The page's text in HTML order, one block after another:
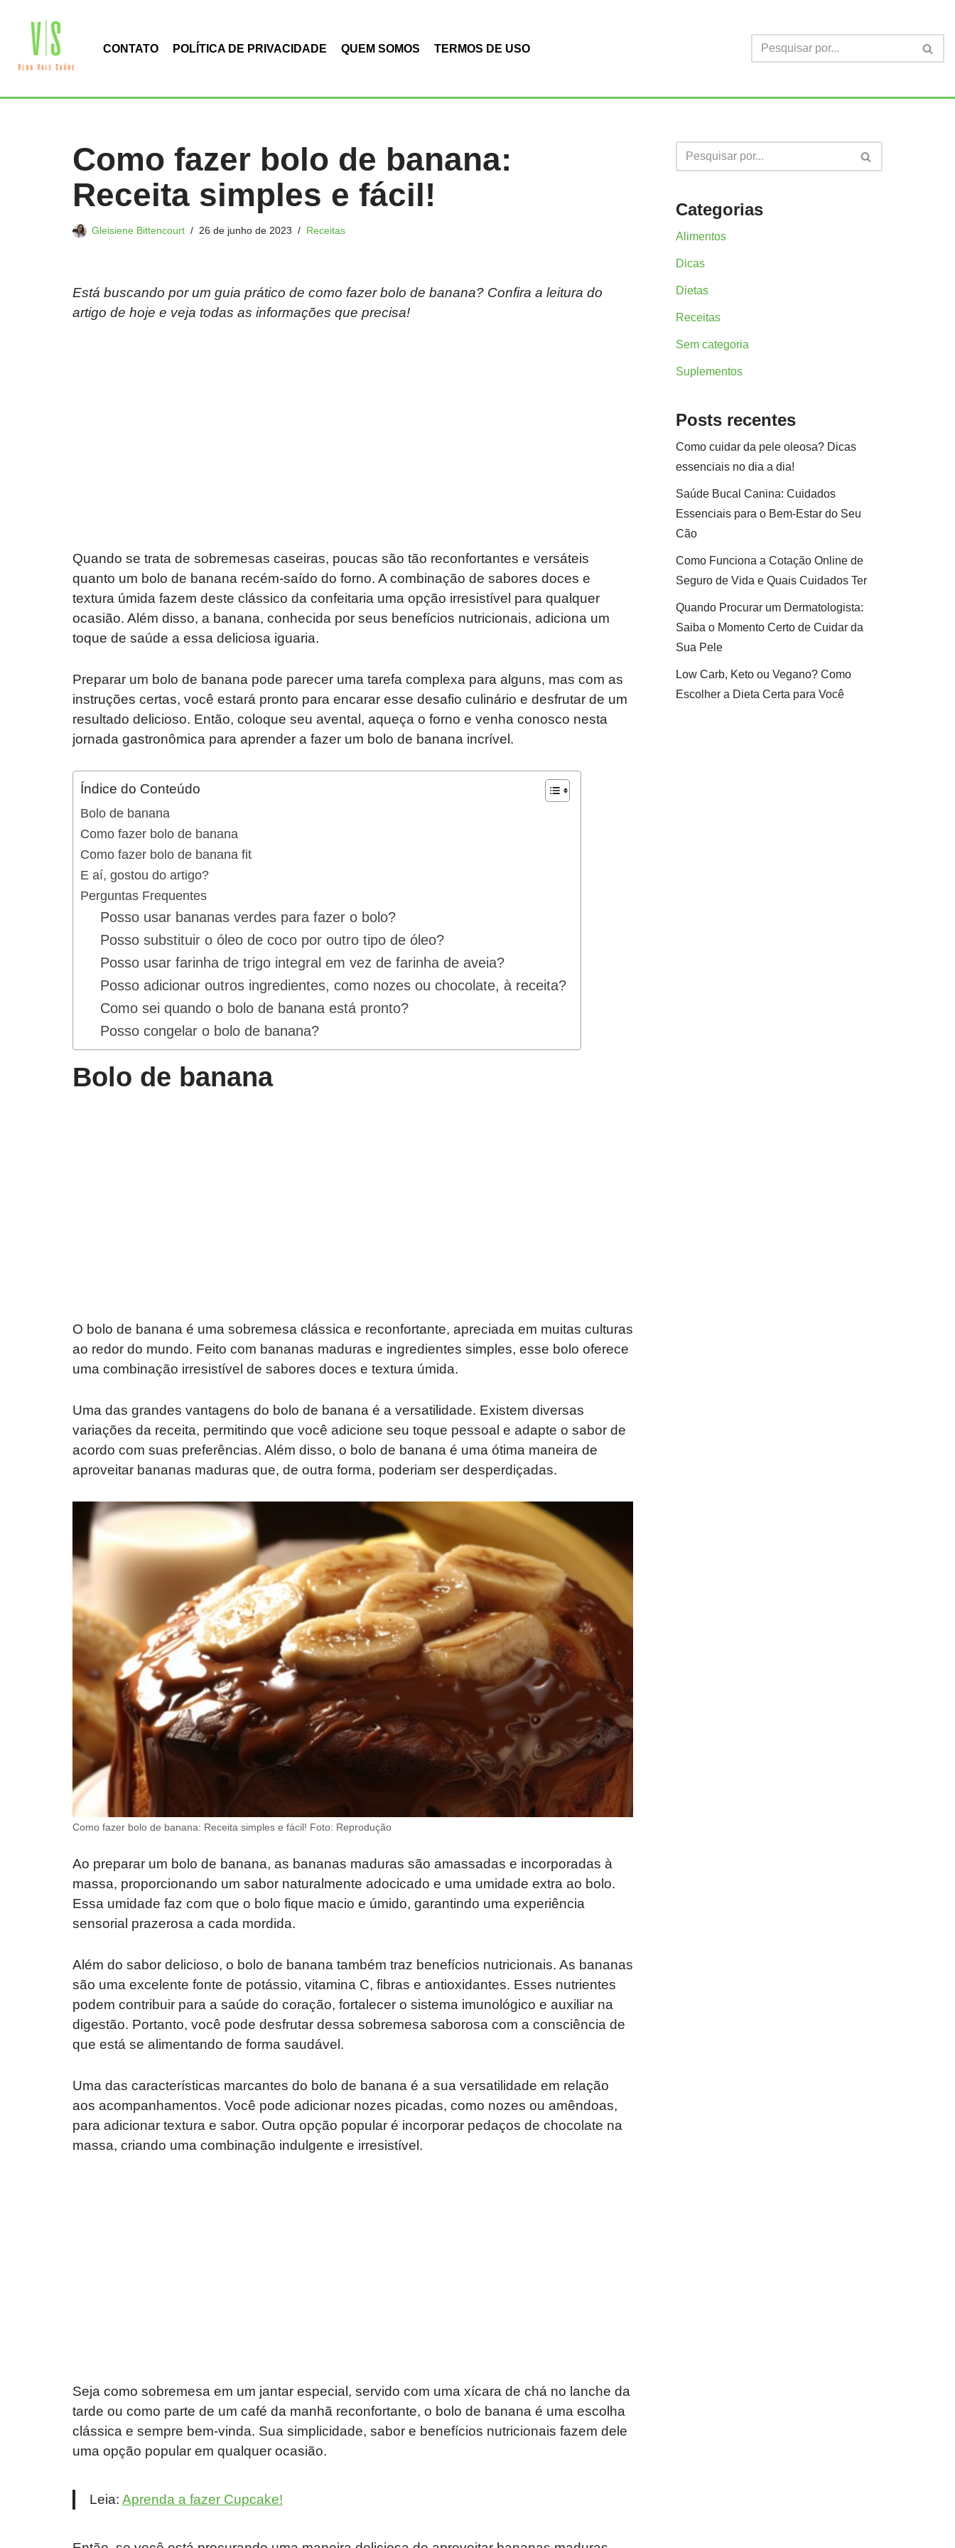
Pular
conteúdo
CONTATO POLÍTICA DE PRIVACIDADE QUEM SOMOS TERMOS DE USO
Como fazer bolo de banana:
Receita simples e fácil!
Gleisiene Bittencourt 26 de junho de 2023 Receitas
Está buscando por um guia prático de como fazer bolo de banana? Confira a leitura do
artigo de hoje e veja todas as informações que precisa!
Quando se trata de sobremesas caseiras, poucas são tão reconfortantes e versáteis
quanto um bolo de banana recém-saído do forno. A combinação de sabores doces e
textura úmida fazem deste clássico da confeitaria uma opção irresistível para qualquer
ocasião. Além disso, a banana, conhecida por seus benefícios nutricionais, adiciona um
toque de saúde a essa deliciosa iguaria.
Preparar um bolo de banana pode parecer uma tarefa complexa para alguns, mas com as
instruções certas, você estará pronto para encarar esse desafio culinário e desfrutar de um
resultado delicioso. Então, coloque seu avental, aqueça o forno e venha conosco nesta
jornada gastronômica para aprender a fazer um bolo de banana incrível.
Índice do Conteúdo
Bolo de banana
Como fazer bolo de banana
Como fazer bolo de banana fit
E aí, gostou do artigo?
Perguntas Frequentes
Posso usar bananas verdes para fazer o bolo?
Posso substituir o óleo de coco por outro tipo de óleo?
Posso usar farinha de trigo integral em vez de farinha de aveia?
Posso adicionar outros ingredientes, como nozes ou chocolate, à receita?
Como sei quando o bolo de banana está pronto?
Posso congelar o bolo de banana?
Bolo de banana
O bolo de banana é uma sobremesa clássica e reconfortante, apreciada em muitas culturas
ao redor do mundo. Feito com bananas maduras e ingredientes simples, esse bolo oferece
uma combinação irresistível de sabores doces e textura úmida.
Uma das grandes vantagens do bolo de banana é a versatilidade. Existem diversas
variações da receita, permitindo que você adicione seu toque pessoal e adapte o sabor de
acordo com suas preferências. Além disso, o bolo de banana é uma ótima maneira de
aproveitar bananas maduras que, de outra forma, poderiam ser desperdiçadas.
Como fazer bolo de banana: Receita simples e fácil! Foto: Reprodução
Ao preparar um bolo de banana, as bananas maduras são amassadas e incorporadas à
massa, proporcionando um sabor naturalmente adocicado e uma umidade extra ao bolo.
Essa umidade faz com que o bolo fique macio e úmido, garantindo uma experiência
sensorial prazerosa a cada mordida.
Além do sabor delicioso, o bolo de banana também traz benefícios nutricionais. As bananas
são uma excelente fonte de potássio, vitamina C, fibras e antioxidantes. Esses nutrientes
podem contribuir para a saúde do coração, fortalecer o sistema imunológico e auxiliar na
digestão. Portanto, você pode desfrutar dessa sobremesa saborosa com a consciência de
que está se alimentando de forma saudável.
Uma das características marcantes do bolo de banana é a sua versatilidade em relação
aos acompanhamentos. Você pode adicionar nozes picadas, como nozes ou amêndoas,
para adicionar textura e sabor. Outra opção popular é incorporar pedaços de chocolate na
massa, criando uma combinação indulgente e irresistível.
Seja como sobremesa em um jantar especial, servido com uma xícara de chá no lanche da
tarde ou como parte de um café da manhã reconfortante, o bolo de banana é uma escolha
clássica e sempre bem-vinda. Sua simplicidade, sabor e benefícios nutricionais fazem dele
uma opção popular em qualquer ocasião.
Leia: Aprenda a fazer Cupcake!
Categorias
Alimentos
Dicas
Dietas
Receitas
Sem categoria
Suplementos
Posts recentes
Como cuidar da pele oleosa? Dicas
essenciais no dia a dia!
Saúde Bucal Canina: Cuidados
Essenciais para o Bem-Estar do Seu
Cão
Como Funciona a Cotação Online de
Seguro de Vida e Quais Cuidados Ter
Quando Procurar um Dermatologista:
Saiba o Momento Certo de Cuidar da
Sua Pele
Low Carb, Keto ou Vegano? Como
Escolher a Dieta Certa para Você